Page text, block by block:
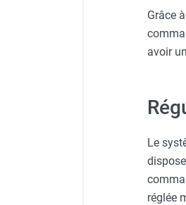
cheminée à
Chauffage fioul
Chauffage fioul
combustion directe
Chauffage mobile
combustion indirecte
Chauffage mobile
Grâce
avoir
Le
réglée